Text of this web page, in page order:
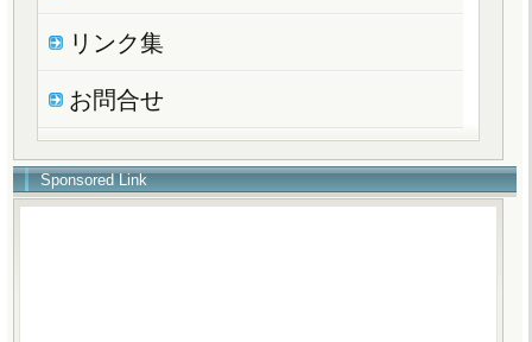
リンク集
お問合せ
Sponsored Link